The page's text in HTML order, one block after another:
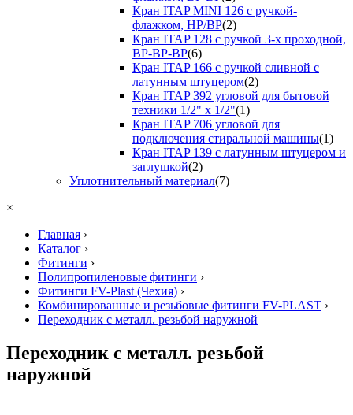
Кран ITAP MINI 126 с ручкой-
флажком, НР/ВР(2)
Кран ITAP 128 с ручкой 3-х проходной,
ВР-ВР-ВР(6)
Кран ITAP 166 с ручкой сливной с
латунным штуцером(2)
Кран ITAP 392 угловой для бытовой
техники 1/2" х 1/2"(1)
Кран ITAP 706 угловой для
подключения стиральной машины(1)
Кран ITAP 139 с латунным штуцером и
заглушкой(2)
Уплотнительный материал(7)
×
Главная ›
Каталог ›
Фитинги ›
Полипропиленовые фитинги ›
Фитинги FV-Plast (Чехия) ›
Комбинированные и резьбовые фитинги FV-PLAST ›
Переходник с металл. резьбой наружной
Переходник с металл. резьбой
наружной